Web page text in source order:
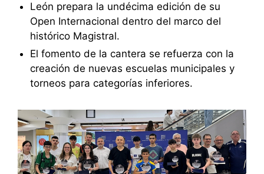
León prepara la undécima edición de su
Open Internacional dentro del marco del
histórico Magistral.
El fomento de la cantera se refuerza con la
creación de nuevas escuelas municipales y
torneos para categorías inferiores.